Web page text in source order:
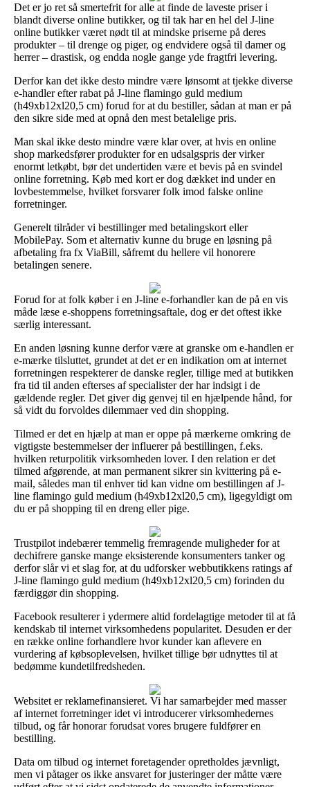
Det er jo ret så smertefrit for alle at finde de laveste priser i
blandt diverse online butikker, og til tak har en hel del J-line
online butikker været nødt til at mindske priserne på deres
produkter – til drenge og piger, og endvidere også til damer og
herrer – drastisk, og endda nogle gange yde fragtfri levering.
Derfor kan det ikke desto mindre være lønsomt at tjekke diverse
e-handler efter rabat på J-line flamingo guld medium
(h49xb12xl20,5 cm) forud for at du bestiller, sådan at man er på
den sikre side med at opnå den mest betalelige pris.
Man skal ikke desto mindre være klar over, at hvis en online
shop markedsfører produkter for en udsalgspris der virker
enormt letkøbt, bør det undertiden være et bevis på en svindel
online forretning. Køb med kort er dog dækket ind under en
lovbestemmelse, hvilket forsvarer folk imod falske online
forretninger.
Generelt tilråder vi bestillinger med betalingskort eller
MobilePay. Som et alternativ kunne du bruge en løsning på
afbetaling fra fx ViaBill, såfremt du hellere vil honorere
betalingen senere.
Forud for at folk køber i en J-line e-forhandler kan de på en vis
måde læse e-shoppens forretningsaftale, dog er det oftest ikke
særlig interessant.
En anden løsning kunne derfor være at granske om e-handlen er
e-mærke tilsluttet, grundet at det er en indikation om at internet
forretningen respekterer de danske regler, tillige med at butikken
fra tid til anden efterses af specialister der har indsigt i de
gældende regler. Det giver dig genvej til en hjælpende hånd, for
så vidt du forvoldes dilemmaer ved din shopping.
Tilmed er det en hjælp at man er oppe på mærkerne omkring de
vigtigste bestemmelser der influerer på bestillingen, f.eks.
hvilken returpolitik virksomheden lover. I den relation er det
tilmed afgørende, at man permanent sikrer sin kvittering på e-
mail, således man til enhver tid kan vidne om bestillingen af J-
line flamingo guld medium (h49xb12xl20,5 cm), ligegyldigt om
du er på shopping til en dreng eller pige.
Trustpilot indebærer temmelig fremragende muligheder for at
dechifrere ganske mange eksisterende konsumenters tanker og
derfor slår vi et slag for, at du udforsker webbutikkens ratings af
J-line flamingo guld medium (h49xb12xl20,5 cm) forinden du
færdiggør din shopping.
Facebook resulterer i ydermere altid fordelagtige metoder til at få
kendskab til internet virksomhedens popularitet. Desuden er der
en række online forhandlere hvor kunder kan aflevere en
vurdering af købsoplevelsen, hvilket tillige bør udnyttes til at
bedømme kundetilfredsheden.
Websitet er reklamefinansieret. Vi har samarbejder med masser
af internet forretninger idet vi introducerer virksomhedernes
tilbud, og får honorar forudsat vores brugere fuldfører en
bestilling.
Data om tilbud og internet foretagender opretholdes jævnligt,
men vi påtager os ikke ansvaret for justeringer der måtte være